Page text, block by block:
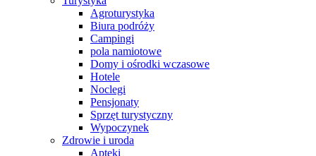
Agroturystyka
Biura podróży
Campingi
pola namiotowe
Domy i ośrodki wczasowe
Hotele
Noclegi
Pensjonaty
Sprzęt turystyczny
Wypoczynek
Zdrowie i uroda
Apteki